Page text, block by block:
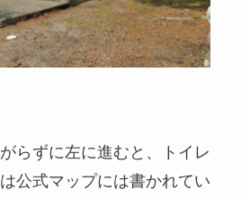
らずに左に進むと、トイレ
公式マップには書かれてい